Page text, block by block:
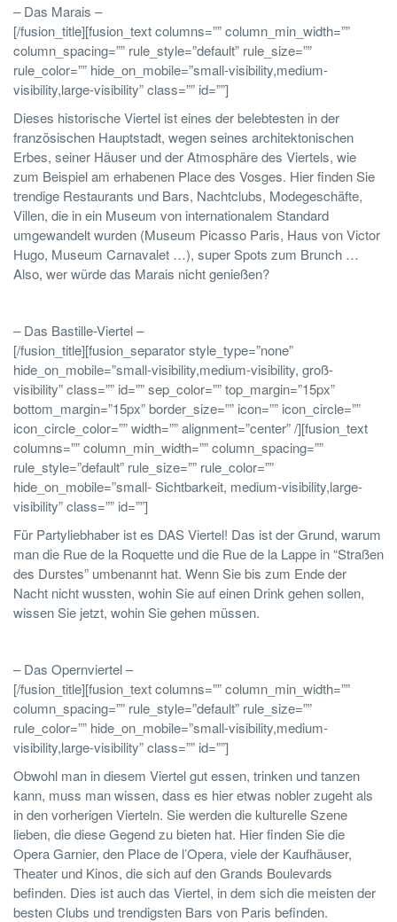
– Das Marais –
[/fusion_title][fusion_text columns=”” column_min_width=””
column_spacing=”” rule_style=”default” rule_size=””
rule_color=”” hide_on_mobile=”small-visibility,medium-
visibility,large-visibility” class=”” id=””]
Dieses historische Viertel ist eines der belebtesten in der
französischen Hauptstadt, wegen seines architektonischen
Erbes, seiner Häuser und der Atmosphäre des Viertels, wie
zum Beispiel am erhabenen Place des Vosges. Hier finden Sie
trendige Restaurants und Bars, Nachtclubs, Modegeschäfte,
Villen, die in ein Museum von internationalem Standard
umgewandelt wurden (Museum Picasso Paris, Haus von Victor
Hugo, Museum Carnavalet …), super Spots zum Brunch …
Also, wer würde das Marais nicht genießen?
– Das Bastille-Viertel –
[/fusion_title][fusion_separator style_type=”none”
hide_on_mobile=”small-visibility,medium-visibility, groß-
visibility” class=”” id=”” sep_color=”” top_margin=”15px”
bottom_margin=”15px” border_size=”” icon=”” icon_circle=””
icon_circle_color=”” width=”” alignment=”center” /][fusion_text
columns=”” column_min_width=”” column_spacing=””
rule_style=”default” rule_size=”” rule_color=””
hide_on_mobile=”small- Sichtbarkeit, medium-visibility,large-
visibility” class=”” id=””]
Für Partyliebhaber ist es DAS Viertel! Das ist der Grund, warum
man die Rue de la Roquette und die Rue de la Lappe in “Straßen
des Durstes” umbenannt hat. Wenn Sie bis zum Ende der
Nacht nicht wussten, wohin Sie auf einen Drink gehen sollen,
wissen Sie jetzt, wohin Sie gehen müssen.
– Das Opernviertel –
[/fusion_title][fusion_text columns=”” column_min_width=””
column_spacing=”” rule_style=”default” rule_size=””
rule_color=”” hide_on_mobile=”small-visibility,medium-
visibility,large-visibility” class=”” id=””]
Obwohl man in diesem Viertel gut essen, trinken und tanzen
kann, muss man wissen, dass es hier etwas nobler zugeht als
in den vorherigen Vierteln. Sie werden die kulturelle Szene
lieben, die diese Gegend zu bieten hat. Hier finden Sie die
Opera Garnier, den Place de l’Opera, viele der Kaufhäuser,
Theater und Kinos, die sich auf den Grands Boulevards
befinden. Dies ist auch das Viertel, in dem sich die meisten der
besten Clubs und trendigsten Bars von Paris befinden.